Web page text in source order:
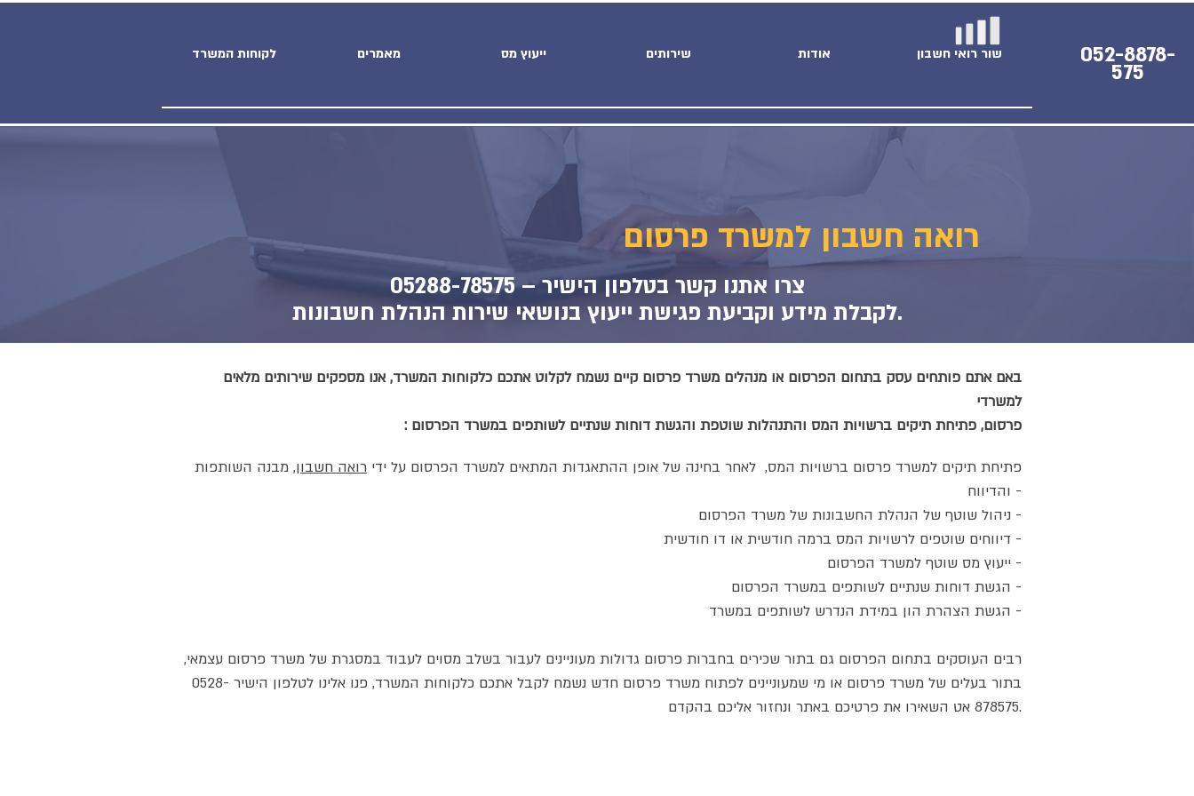
שור רואי חשבון אודות שירותים ייעוץ מס מאמרים לקוחות המשרד 052-8878-
575
רואה חשבון למשרד פרסום
צרו אתנו קשר בטלפון הישיר – 05288-78575
לקבלת מידע וקביעת פגישת ייעוץ בנושאי שירות הנהלת חשבונות.
באם אתם פותחים עסק בתחום הפרסום או מנהלים משרד פרסום קיים נשמח לקלוט אתכם כלקוחות המשרד, אנו מספקים שירותים מלאים
למשרדי
: פרסום, פתיחת תיקים ברשויות המס והתנהלות שוטפת והגשת דוחות שנתיים לשותפים במשרד הפרסום
פתיחת תיקים למשרד פרסום ברשויות המס, לאחר בחינה של אופן ההתאגדות המתאים למשרד הפרסום על ידי רואה חשבון, מבנה השותפות
והדיווח -
ניהול שוטף של הנהלת החשבונות של משרד הפרסום -
דיווחים שוטפים לרשויות המס ברמה חודשית או דו חודשית -
ייעוץ מס שוטף למשרד הפרסום -
הגשת דוחות שנתיים לשותפים במשרד הפרסום -
הגשת הצהרת הון במידת הנדרש לשותפים במשרד -
רבים העוסקים בתחום הפרסום גם בתור שכירים בחברות פרסום גדולות מעוניינים לעבור בשלב מסוים לעבוד במסגרת של משרד פרסום עצמאי,
בתור בעלים של משרד פרסום או מי שמעוניינים לפתוח משרד פרסום חדש נשמח לקבל אתכם כלקוחות המשרד, פנו אלינו לטלפון הישיר 0528-
878575 אט השאירו את פרטיכם באתר ונחזור אליכם בהקדם.